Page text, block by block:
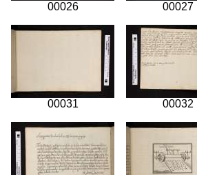
00026 00027
00031 00032